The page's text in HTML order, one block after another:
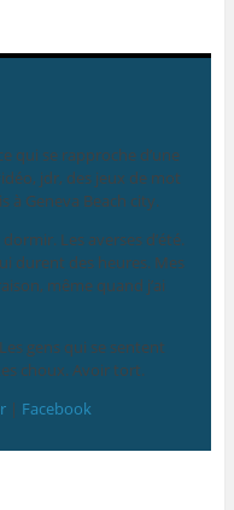
qui se rapproche d’une
jdr, des jeux de mot
à Geneva Beach city.
Les averses d’été.
durent des heures. Mes
même quand j’ai
gens qui se sentent
choux. Avoir tort.
| Facebook